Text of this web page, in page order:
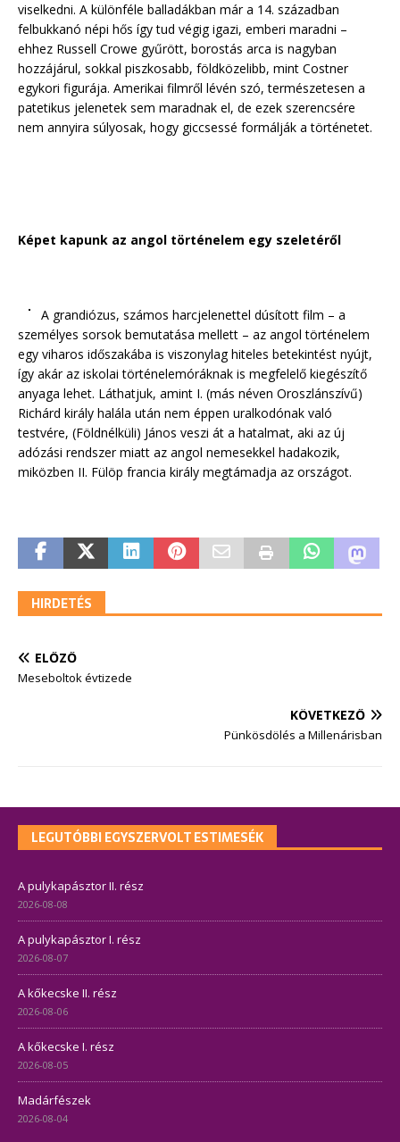
viselkedni. A különféle balladákban már a 14. században
felbukkanó népi hős így tud végig igazi, emberi maradni –
ehhez Russell Crowe gyűrött, borostás arca is nagyban
hozzájárul, sokkal piszkosabb, földközelibb, mint Costner
egykori figurája. Amerikai filmről lévén szó, természetesen a
patetikus jelenetek sem maradnak el, de ezek szerencsére
nem annyira súlyosak, hogy giccsessé formálják a történetet.
Képet kapunk az angol történelem egy szeletéről
A grandiózus, számos harcjelenettel dúsított film – a
személyes sorsok bemutatása mellett – az angol történelem
egy viharos időszakába is viszonylag hiteles betekintést nyújt,
így akár az iskolai történelemóráknak is megfelelő kiegészítő
anyaga lehet. Láthatjuk, amint I. (más néven Oroszlánszívű)
Richárd király halála után nem éppen uralkodónak való
testvére, (Földnélküli) János veszi át a hatalmat, aki az új
adózási rendszer miatt az angol nemesekkel hadakozik,
miközben II. Fülöp francia király megtámadja az országot.
HIRDETÉS
ELŐZŐ
Meseboltok évtizede
KÖVETKEZŐ
Pünkösdölés a Millenárisban
LEGUTÓBBI EGYSZERVOLT ESTIMESÉK
A pulykapásztor II. rész
2026-08-08
A pulykapásztor I. rész
2026-08-07
A kőkecske II. rész
2026-08-06
A kőkecske I. rész
2026-08-05
Madárfészek
2026-08-04